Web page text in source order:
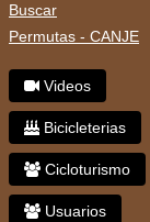
Buscar
Permutas - CANJE
Videos
Bicicleterias
Cicloturismo
Usuarios